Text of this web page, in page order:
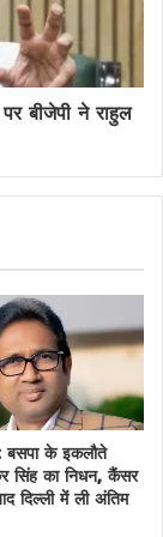
बीजेपी ने राहुल
के इकलौते
सिंह का निधन, कैंसर
दिल्ली में ली अंतिम